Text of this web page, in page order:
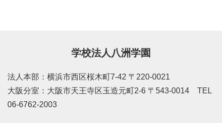
学校法人八洲学園
法人本部：横浜市西区桜木町7-42 〒220-0021
大阪分室：大阪市天王寺区玉造元町2-6 〒543-0014 TEL
06-6762-2003